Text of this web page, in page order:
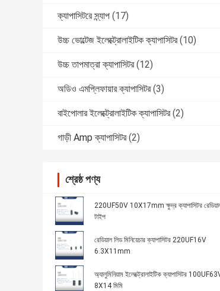
ক্যাপাসিটরে স্ন্যাপ (17)
উচ্চ ভোল্টেজ ইলেক্ট্রোলাইটিক ক্যাপাসিটর (10)
উচ্চ তাপমাত্রা ক্যাপাসিটর (12)
অডিও এমপ্লিফায়ার ক্যাপাসিটর (3)
বাইপোলার ইলেক্ট্রোলাইটিক ক্যাপাসিটর (2)
গাড়ী Amp ক্যাপাসিটর (2)
শ্রেষ্ঠ পণ্য
220UF50V 10X17mm ক্ষুদ্র ক্যাপাসিটর
টাইপ
রেডিয়াল লিড মিনিয়েচার ক্যাপাসিটর 220UF16V
6.3X11mm
অ্যালুমিনিয়াম ইলেক্ট্রোলাইটিক ক্যাপাসিটর
8X14 মিমি